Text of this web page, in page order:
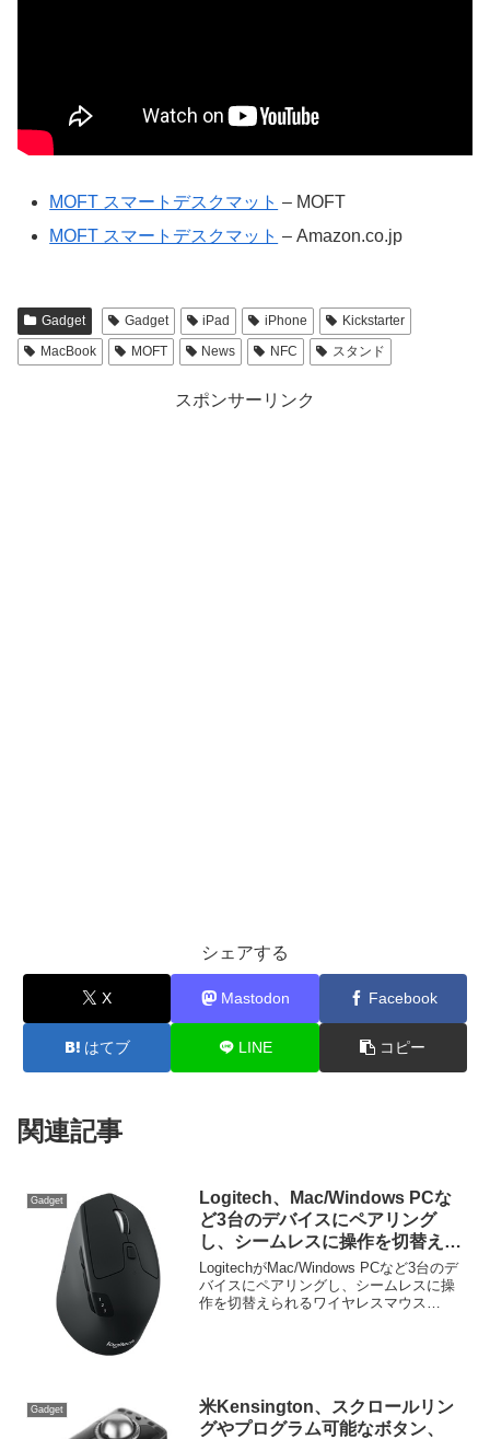
MOFT スマートデスクマット – MOFT
MOFT スマートデスクマット – Amazon.co.jp
Gadget Gadget iPad iPhone
Kickstarter
MacBook
MOFT News NFC スタンド
スポンサーリンク
シェアする
X Mastodon Facebook
はてブ LINE コピー
関連記事
Gadget
Logitech、Mac/Windows PCな
ど3台のデバイスにペアリング
し、シームレスに操作を切替えら
れるワイヤレスマウス「M720
Triathlon」を発表。
LogitechがMac/Windows PCなど3台のデ
バイスにペアリングし、シームレスに操
作を切替えられるワイヤレスマウス
Gadget
米Kensington、スクロールリン
グやプログラム可能なボタン、